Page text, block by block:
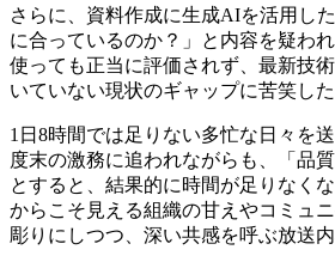
さらに、資料作成に生成AIを活用し
に合っているのか？」と内容を疑わ
使っても正当に評価されず、最新技
いていない現状のギャップに苦笑した
1日8時間では足りない多忙な日々を
度末の激務に追われながらも、「品
とすると、結果的に時間が足りなく
からこそ見える組織の甘えやコミュ
彫りにしつつ、深い共感を呼ぶ放送